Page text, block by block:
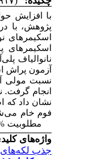
به طور پیوسته در
از آب دریا، برای
نانوالیاف
منظور
قرمز، تصاویر
بهبود کارایی در
نانوالیاف
نانوالیاف مورد
افزایش قابل‌توجه نرخ